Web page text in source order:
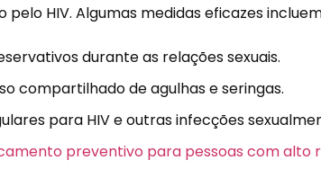
HIV. Algumas medidas eficazes
durante as relações sexuais.
compartilhado de agulhas e seringas.
para HIV e outras infecções
preventivo para pessoas com alto